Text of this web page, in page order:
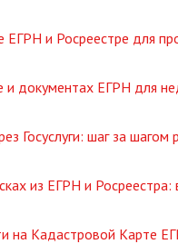
ЕГРН и Росреестре для
и документах ЕГРН для
Госуслуги: шаг за
из ЕГРН и Росреестра:
на Кадастровой Карте